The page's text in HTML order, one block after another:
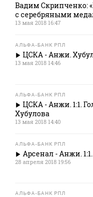
Вадим Скрипченко:
с серебряными
13 мая 2018 16:47
АЛЬФА-БАНК РПЛ
ЦСКА - Анжи.
13 мая 2018 14:46
АЛЬФА-БАНК РПЛ
ЦСКА - Анжи. 1:1.
Хубулова
13 мая 2018 14:40
АЛЬФА-БАНК РПЛ
Арсенал - Анжи.
28 апреля 2018 19:56
АЛЬФА-БАНК РПЛ